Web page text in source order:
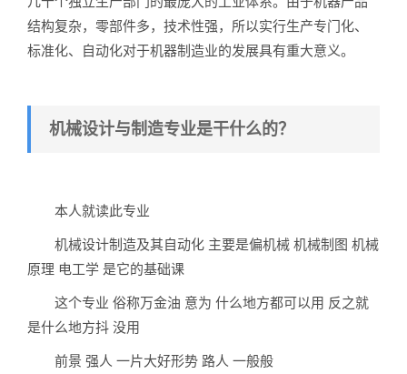
结构复杂，零部件多，技术性强，所以实行生产专门化、
标准化、自动化对于机器制造业的发展具有重大意义。
机械设计与制造专业是干什么的？
本人就读此专业
机械设计制造及其自动化 主要是偏机械 机械制图 机械
原理 电工学 是它的基础课
这个专业 俗称万金油 意为 什么地方都可以用 反之就
是什么地方抖 没用
前景 强人 一片大好形势 路人 一般般